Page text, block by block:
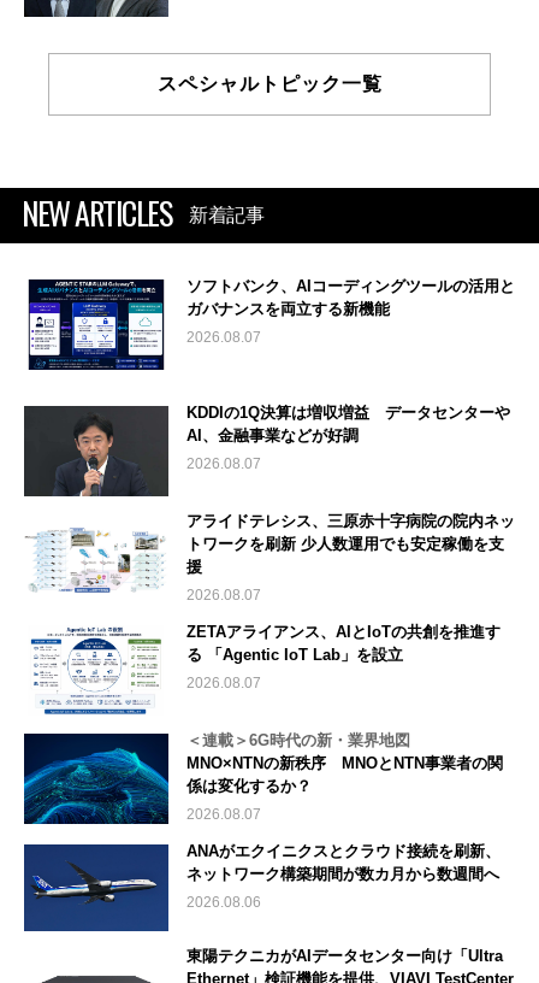
スペシャルトピック一覧
NEW ARTICLES 新着記事
ソフトバンク、AIコーディングツールの活用と
ガバナンスを両立する新機能
2026.08.07
KDDIの1Q決算は増収増益 データセンターや
AI、金融事業などが好調
2026.08.07
アライドテレシス、三原赤十字病院の院内ネッ
トワークを刷新 少人数運用でも安定稼働を支
援
2026.08.07
ZETAアライアンス、AIとIoTの共創を推進す
る 「Agentic IoT Lab」を設立
2026.08.07
＜連載＞6G時代の新・業界地図
MNO×NTNの新秩序 MNOとNTN事業者の関
係は変化するか？
2026.08.07
ANAがエクイニクスとクラウド接続を刷新、
ネットワーク構築期間が数カ月から数週間へ
2026.08.06
東陽テクニカがAIデータセンター向け「Ultra
Ethernet」検証機能を提供、VIAVI TestCenter